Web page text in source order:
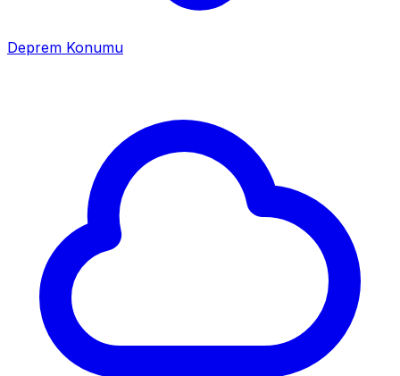
Deprem Konumu